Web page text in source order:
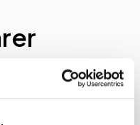
PÅ LAGER